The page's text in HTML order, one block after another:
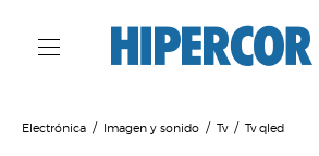
Electrónica Imagen y sonido Tv Tv qled